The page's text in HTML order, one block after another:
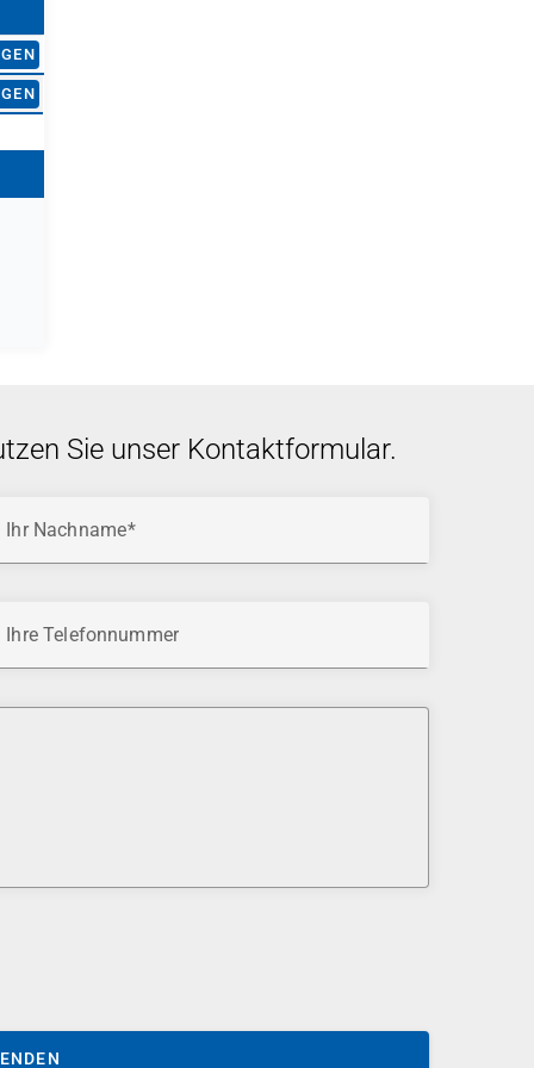
Sie unser Kontaktformular.
Ihr Nachname
Ihre Telefonnummer